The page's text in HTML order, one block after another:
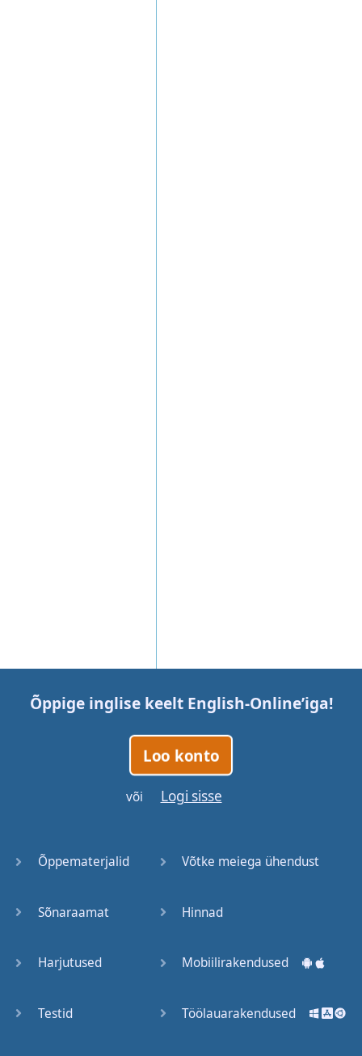
Õppige inglise keelt English-Online’iga!
Loo konto
või Logi sisse
Õppematerjalid
Sõnaraamat
Harjutused
Testid
Võtke meiega ühendust
Hinnad
Mobiilirakendused
Töölauarakendused